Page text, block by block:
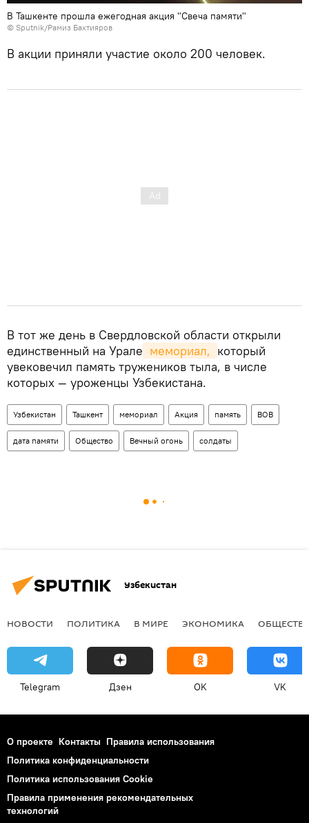
В Ташкенте прошла ежегодная акция "Свеча памяти"
© Sputnik/Рамиз Бахтияров
В акции приняли участие около 200 человек.
В тот же день в Свердловской области открыли
единственный на Урале мемориал, который
увековечил память тружеников тыла, в числе
которых — уроженцы Узбекистана.
Узбекистан Ташкент мемориал Акция память ВОВ
дата памяти Общество Вечный огонь солдаты
Узбекистан
НОВОСТИ ПОЛИТИКА В МИРЕ ЭКОНОМИКА
Telegram Дзен OK VK
О проекте Контакты Правила использования
Политика конфиденциальности
Политика использования Cookie
Правила применения рекомендательных
технологий